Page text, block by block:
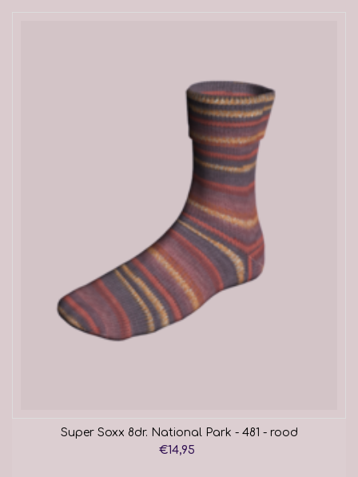
Super Soxx 8dr. National Park - 481 - rood
€14,95